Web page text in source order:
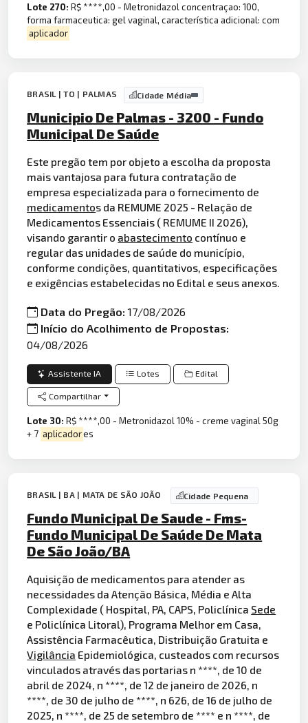
Lote 270:R$ ****,00 - Metronidazol concentraçao: 100,
forma farmaceutica: gel vaginal, característica adicional: com
aplicador
BRASIL | TO | PALMAS Cidade Média
Municipio De Palmas - 3200 - Fundo
Municipal De Saúde
Este pregão tem por objeto a escolha da proposta
mais vantajosa para futura contratação de
empresa especializada para o fornecimento de
medicamentos da REMUME 2025 - Relação de
Medicamentos Essenciais ( REMUME II 2026),
visando garantir o abastecimento contínuo e
regular das unidades de saúde do município,
conforme condições, quantitativos, especificações
e exigências estabelecidas no Edital e seus anexos.
Data do Pregão:17/08/2026
Início do Acolhimento de Propostas:
04/08/2026
Assistente IA Lotes Edital
Compartilhar
Lote 30:R$ ****,00 - Metronidazol 10% - creme vaginal 50g
+ 7 aplicadores
BRASIL | BA | MATA DE SÃO JOÃO Cidade Pequena
Fundo Municipal De Saude - Fms-
Fundo Municipal De Saúde De Mata
De São João/BA
Aquisição de medicamentos para atender as
necessidades da Atenção Básica, Média e Alta
Complexidade ( Hospital, PA, CAPS, Policlínica Sede
e Policlínica Litoral), Programa Melhor em Casa,
Assistência Farmacêutica, Distribuição Gratuita e
Vigilância Epidemiológica, custeados com recursos
vinculados através das portarias n ****, de 10 de
abril de 2024, n ****, de 12 de janeiro de 2026, n
****, de 30 de julho de ****, n 626, de 16 de julho de
2025, n ****, de 25 de setembro de **** e n ****, de